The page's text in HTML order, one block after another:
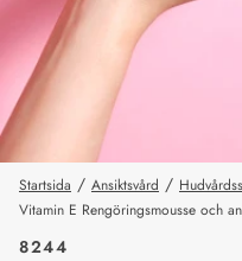
Startsida / Ansiktsvård /
Vitamin E Rengöringsmousse och
8244